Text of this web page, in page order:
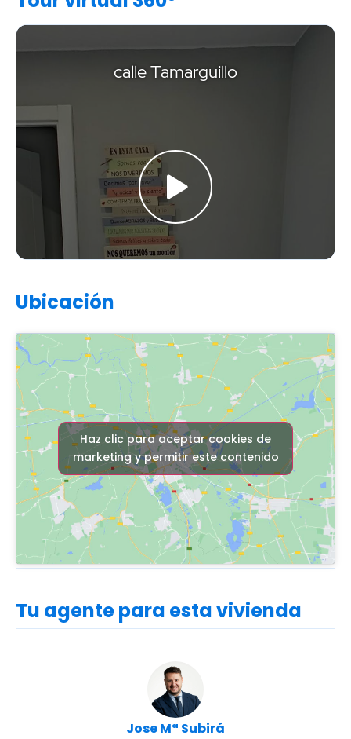
Ubicación
Haz clic para aceptar cookies de
marketing y permitir este contenido
Tu agente para esta vivienda
Jose Mª Subirá